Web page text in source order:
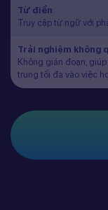
Từ điển
Truy cập từ ngữ với
Trải nghiệm không
Không gián đoạn,
trung tối đa vào việc